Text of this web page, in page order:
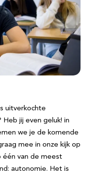
uitverkochte
jij even geluk! in
we je de komende
mee in onze kijk op
één van de meest
autonomie. Het is